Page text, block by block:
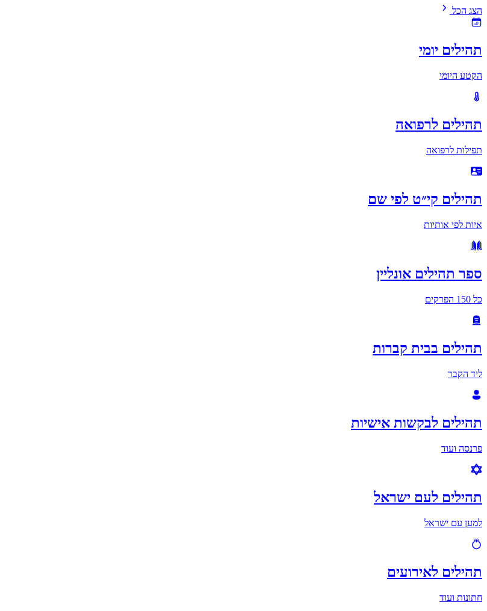
הצג הכל
תהילים יומי
הקטע היומי
תהילים לרפואה
תפילות לרפואה
תהילים קי״ט לפי שם
איות לפי אותיות
ספר תהילים אונליין
כל 150 הפרקים
תהילים בבית קברות
ליד הקבר
תהילים לבקשות אישיות
פרנסה ועוד
תהילים לעם ישראל
למען עם ישראל
תהילים לאירועים
חתונות ועוד